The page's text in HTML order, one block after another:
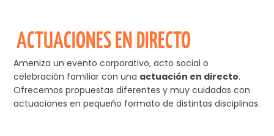
ACTUACIONES EN DIRECTO
Ameniza un evento corporativo, acto social o
celebración familiar con una actuación en directo.
Ofrecemos propuestas diferentes y muy cuidadas con
actuaciones en pequeño formato de distintas disciplinas.